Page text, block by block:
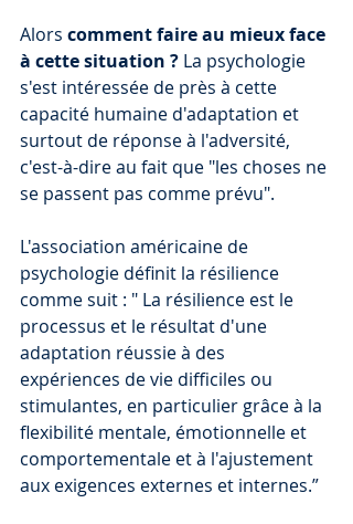
Alors comment faire au mieux face
à cette situation ? La psychologie
s'est intéressée de près à cette
capacité humaine d'adaptation et
surtout de réponse à l'adversité,
c'est-à-dire au fait que "les choses ne
se passent pas comme prévu".
L'association américaine de
psychologie définit la résilience
comme suit : " La résilience est le
processus et le résultat d'une
adaptation réussie à des
expériences de vie difficiles ou
stimulantes, en particulier grâce à la
flexibilité mentale, émotionnelle et
comportementale et à l'ajustement
aux exigences externes et internes.”